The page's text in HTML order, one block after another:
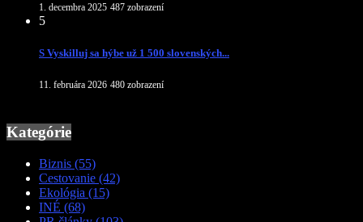
1. decembra 2025 487 zobrazení
5
S Vyskilluj sa hýbe už 1 500 slovenských...
11. februára 2026 480 zobrazení
Kategórie
Biznis (55)
Cestovanie (42)
Ekológia (15)
INÉ (68)